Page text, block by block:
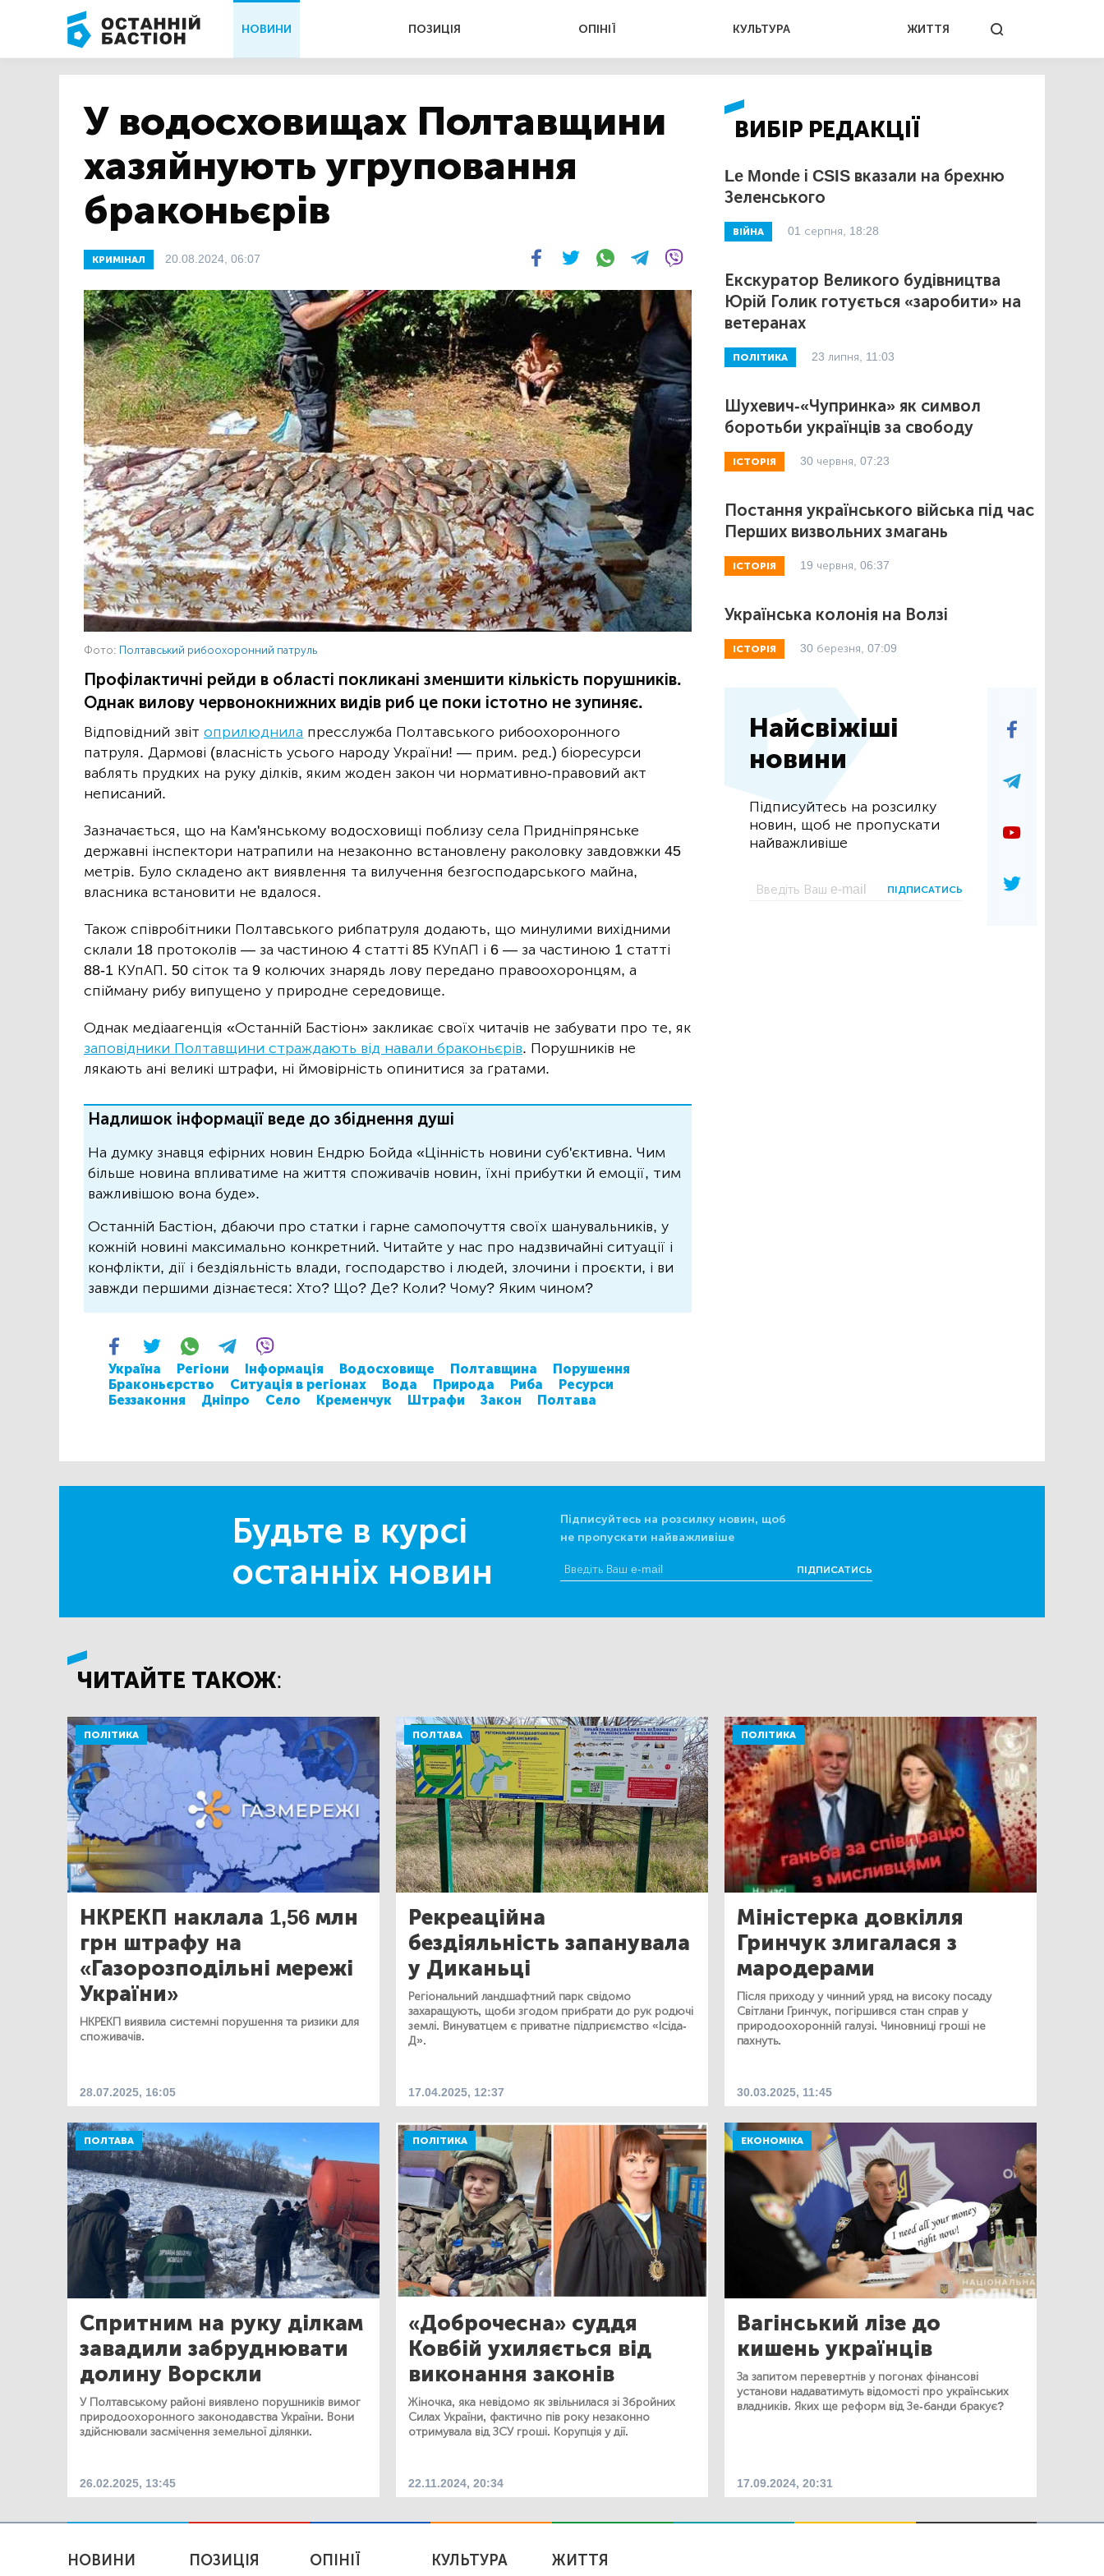
НОВИНИ ПОЗИЦІЯ ОПІНІЇ КУЛЬТУРА ЖИТТЯ
У водосховищах Полтавщини
хазяйнують угруповання
браконьєрів
КРИМІНАЛ 20.08.2024, 06:07
Фото: Полтавський рибоохоронний патруль
Профілактичні рейди в області покликані зменшити кількість порушників.
Однак вилову червонокнижних видів риб це поки істотно не зупиняє.
Відповідний звіт оприлюднила пресслужба Полтавського рибоохоронного
патруля. Дармові (власність усього народу України! — прим. ред.) біоресурси
ваблять прудких на руку ділків, яким жоден закон чи нормативно-правовий акт
неписаний.
Зазначається, що на Кам'янському водосховищі поблизу села Придніпрянське
державні інспектори натрапили на незаконно встановлену раколовку завдовжки 45
метрів. Було складено акт виявлення та вилучення безгосподарського майна,
власника встановити не вдалося.
Також співробітники Полтавського рибпатруля додають, що минулими вихідними
склали 18 протоколів — за частиною 4 статті 85 КУпАП і 6 — за частиною 1 статті
88-1 КУпАП. 50 сіток та 9 колючих знарядь лову передано правоохоронцям, а
спійману рибу випущено у природне середовище.
Однак медіаагенція «Останній Бастіон» закликає своїх читачів не забувати про те, як
заповідники Полтавщини страждають від навали браконьєрів. Порушників не
лякають ані великі штрафи, ні ймовірність опинитися за ґратами.
Надлишок інформації веде до збіднення душі
На думку знавця ефірних новин Ендрю Бойда «Цінність новини суб'єктивна. Чим
більше новина впливатиме на життя споживачів новин, їхні прибутки й емоції, тим
важливішою вона буде».
Останній Бастіон, дбаючи про статки і гарне самопочуття своїх шанувальників, у
кожній новині максимально конкретний. Читайте у нас про надзвичайні ситуації і
конфлікти, дії і бездіяльність влади, господарство і людей, злочини і проєкти, і ви
завжди першими дізнаєтеся: Хто? Що? Де? Коли? Чому? Яким чином?
Україна Регіони Інформація Водосховище Полтавщина
Порушення
Браконьєрство
Ситуація в регіонах Вода Природа Риба
Ресурси
Беззаконня
Дніпро Село Кременчук Штрафи Закон Полтава
ВИБІР РЕДАКЦІЇ
Le Monde і CSIS вказали на брехню
Зеленського
ВІЙНА 01 серпня, 18:28
Екскуратор Великого будівництва
Юрій Голик готується «заробити» на
ветеранах
ПОЛІТИКА 23 липня, 11:03
Шухевич-«Чупринка» як символ
боротьби українців за свободу
ІСТОРІЯ 30 червня, 07:23
Постання українського війська під час
Перших визвольних змагань
ІСТОРІЯ 19 червня, 06:37
Українська колонія на Волзі
ІСТОРІЯ 30 березня, 07:09
Найсвіжіші
новини
Підписуйтесь на розсилку
новин, щоб не пропускати
найважливіше
ПІДПИСАТИСЬ
Будьте в курсі
останніх новин
Підписуйтесь на розсилку новин, щоб
не пропускати найважливіше
ПІДПИСАТИСЬ
ЧИТАЙТЕ ТАКОЖ:
ПОЛІТИКА
НКРЕКП наклала 1,56 млн
грн штрафу на
«Газорозподільні мережі
України»
НКРЕКП виявила системні порушення та ризики для
споживачів.
28.07.2025, 16:05
ПОЛТАВА
Рекреаційна
бездіяльність запанувала
у Диканьці
Регіональний ландшафтний парк свідомо
захаращують, щоби згодом прибрати до рук родючі
землі. Винуватцем є приватне підприємство «Ісіда-
Д».
17.04.2025, 12:37
ПОЛІТИКА
Міністерка довкілля
Гринчук злигалася з
мародерами
Після приходу у чинний уряд на високу посаду
Світлани Гринчук, погіршився стан справ у
природоохоронній галузі. Чиновниці гроші не
пахнуть.
30.03.2025, 11:45
ПОЛТАВА
Спритним на руку ділкам
завадили забруднювати
долину Ворскли
У Полтавському районі виявлено порушників вимог
природоохоронного законодавства України. Вони
здійснювали засмічення земельної ділянки.
26.02.2025, 13:45
ПОЛІТИКА
«Доброчесна» суддя
Ковбій ухиляється від
виконання законів
Жіночка, яка невідомо як звільнилася зі Збройних
Силах України, фактично пів року незаконно
отримувала від ЗСУ гроші. Корупція у дії.
22.11.2024, 20:34
ЕКОНОМІКА
Вагінський лізе до
кишень українців
За запитом перевертнів у погонах фінансові
установи надаватимуть відомості про українських
владників. Яких ще реформ від Зе-банди бракує?
17.09.2024, 20:31
НОВИНИ ПОЗИЦІЯ ОПІНІЇ КУЛЬТУРА ЖИТТЯ